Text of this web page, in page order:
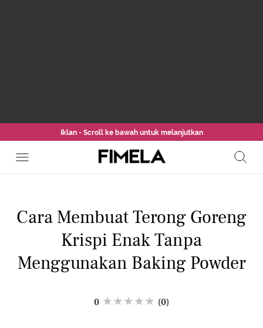
Iklan - Scroll ke bawah untuk melanjutkan
Cara Membuat Terong Goreng
Krispi Enak Tanpa
Menggunakan Baking Powder
5 (1)